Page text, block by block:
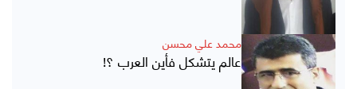
محمد علي محسن
عالم يتشكل فأين العرب ؟!